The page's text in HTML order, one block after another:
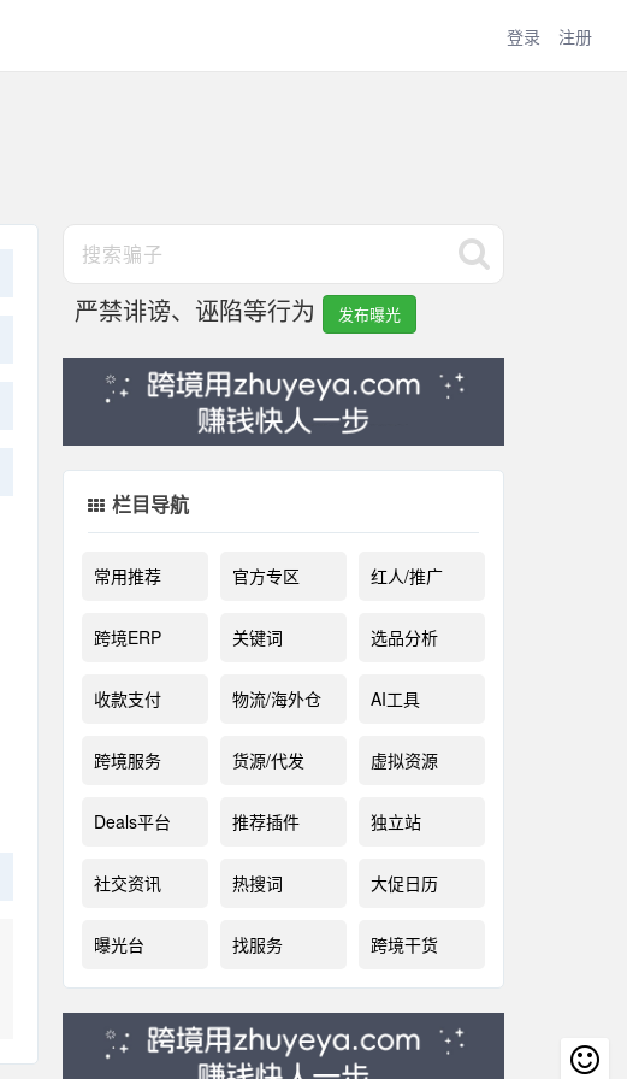
登录 注册
严禁诽谤、诬陷等行为 发布曝光
栏目导航
常用推荐 官方专区 红人/推广
跨境ERP 关键词 选品分析
收款支付 物流/海外仓 AI工具
跨境服务 货源/代发 虚拟资源
Deals平台 推荐插件 独立站
社交资讯 热搜词 大促日历
曝光台 找服务 跨境干货